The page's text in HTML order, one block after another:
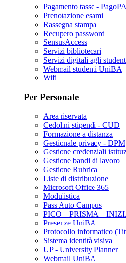
Pagamento tasse - PagoPA
Prenotazione esami
Rassegna stampa
Recupero password
SensusAccess
Servizi bibliotecari
Servizi digitali agli
Webmail studenti UniBA
Wifi
Per Personale
Area riservata
Cedolini stipendi - CUD
Formazione a distanza
Gestionale privacy - DPM
Gestione credenziali
Gestione bandi di lavoro
Gestione Rubrica
Liste di distribuzione
Microsoft Office 365
Modulistica
Pass Auto Campus
PICO – PRISMA –
Presenze UniBA
Protocollo informatico
Sistema identità visiva
UP - University Planner
Webmail UniBA